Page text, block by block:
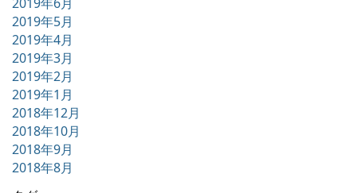
2019年5月
2019年4月
2019年3月
2019年2月
2019年1月
2018年12月
2018年10月
2018年9月
2018年8月